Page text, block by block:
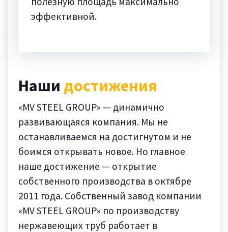
эффективной.
Наши достижения
«MV STEEL GROUP» — динамично
развивающаяся компания. Мы не
останавливаемся на достигнутом и не
боимся открывать новое. Но главное
наше достижение — открытие
собственного производства в октябре
2011 года. Собственный завод компании
«MV STEEL GROUP» по производству
нержавеющих труб работает в